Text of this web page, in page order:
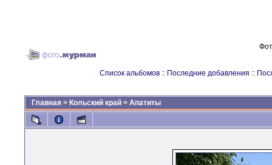
Список альбомов :: Последние добавления ::
Главная > Кольский край > Апатиты